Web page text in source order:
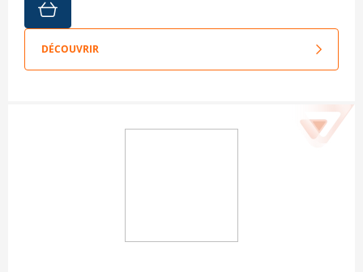
DÉCOUVRIR